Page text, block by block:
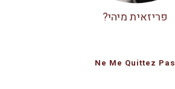
פריזאית מיהי?
Ne Me Quittez Pas